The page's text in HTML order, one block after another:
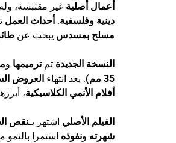
أعمال أصلية غير مقتبسة، وله
دينية وفلسفية. أحداث العمل
مسلح بمسدس يبحث عن
النسخة الجديدة تمترميمها و
35 مم)
. بعد انتهاء العروض
أفلام الأنمي الكلاسيكية،
الفيلم الأصلي اشتهر بـنقص
شهرته ونفوذه استمرا بالنمو